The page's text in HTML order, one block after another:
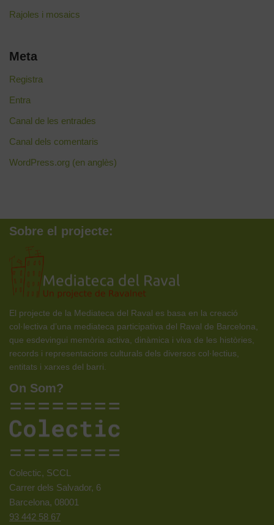
Rajoles i mosaics
Meta
Registra
Entra
Canal de les entrades
Canal dels comentaris
WordPress.org (en anglès)
Sobre el projecte:
El projecte de la Mediateca del Raval es basa en la creació
col·lectiva d’una mediateca participativa del Raval de Barcelona,
que esdevingui memòria activa, dinàmica i viva de les històries,
records i representacions culturals dels diversos col·lectius,
entitats i xarxes del barri.
On Som?
Colectic, SCCL
Carrer dels Salvador, 6
Barcelona, 08001
93 442 58 67